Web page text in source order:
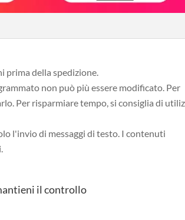
prima della spedizione.
non può più essere modificato. Per
Per risparmiare tempo, si consiglia di
l'invio di messaggi di testo. I contenuti
il controllo